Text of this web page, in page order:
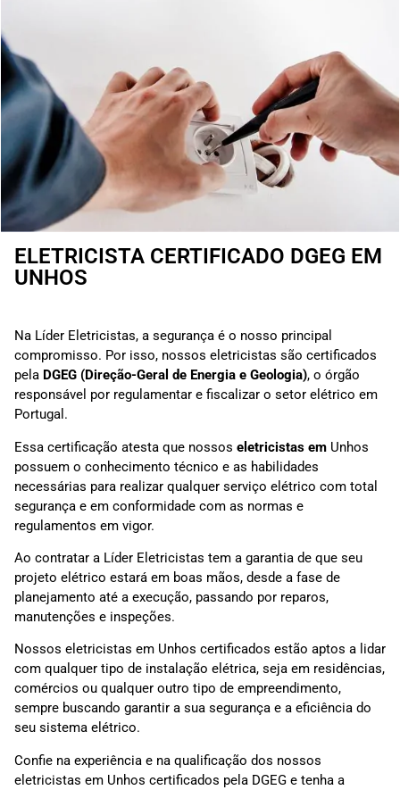
ELETRICISTA CERTIFICADO DGEG EM
UNHOS
Na Líder Eletricistas, a segurança é o nosso principal
compromisso. Por isso, nossos eletricistas são certificados
pela DGEG (Direção-Geral de Energia e Geologia), o órgão
responsável por regulamentar e fiscalizar o setor elétrico em
Portugal.
Essa certificação atesta que nossos eletricistas em Unhos
possuem o conhecimento técnico e as habilidades
necessárias para realizar qualquer serviço elétrico com total
segurança e em conformidade com as normas e
regulamentos em vigor.
Ao contratar a Líder Eletricistas tem a garantia de que seu
projeto elétrico estará em boas mãos, desde a fase de
planejamento até a execução, passando por reparos,
manutenções e inspeções.
Nossos eletricistas em Unhos certificados estão aptos a lidar
com qualquer tipo de instalação elétrica, seja em residências,
comércios ou qualquer outro tipo de empreendimento,
sempre buscando garantir a sua segurança e a eficiência do
seu sistema elétrico.
Confie na experiência e na qualificação dos nossos
eletricistas em Unhos certificados pela DGEG e tenha a